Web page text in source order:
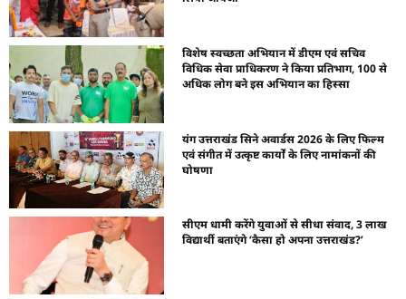
विशेष स्वच्छता अभियान में डीएम एवं सचिव
विधिक सेवा प्राधिकरण ने किया प्रतिभाग, 100 से
अधिक लोग बने इस अभियान का हिस्सा
यंग उत्तराखंड सिने अवार्डस 2026 के लिए फिल्म
एवं संगीत में उत्कृष्ट कार्यों के लिए नामांकनों की
घोषणा
सीएम धामी करेंगे युवाओं से सीधा संवाद, 3 लाख
विद्यार्थी बताएंगे ‘कैसा हो अपना उत्तराखंड?’